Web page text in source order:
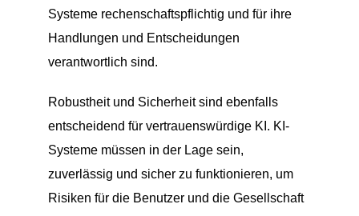
Systeme rechenschaftspflichtig und für ihre
Handlungen und Entscheidungen
verantwortlich sind.
Robustheit und Sicherheit sind ebenfalls
entscheidend für vertrauenswürdige KI. KI-
Systeme müssen in der Lage sein,
zuverlässig und sicher zu funktionieren, um
Risiken für die Benutzer und die Gesellschaft